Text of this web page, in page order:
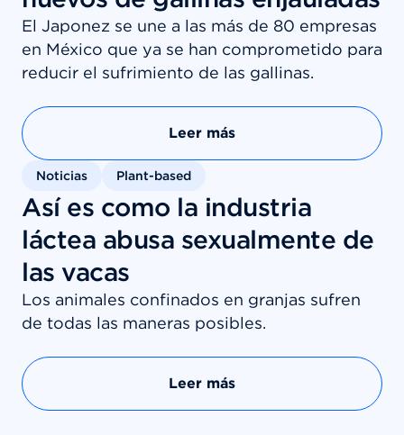
El Japonez se une a las más de 80 empresas
en México que ya se han comprometido para
reducir el sufrimiento de las gallinas.
Leer más
Noticias Plant-based
Así es como la industria
láctea abusa sexualmente de
las vacas
Los animales confinados en granjas sufren
de todas las maneras posibles.
Leer más